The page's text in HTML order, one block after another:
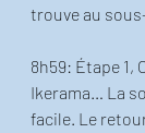
trouve au
8h59: Étape 1,
Ikerama… La
facile. Le